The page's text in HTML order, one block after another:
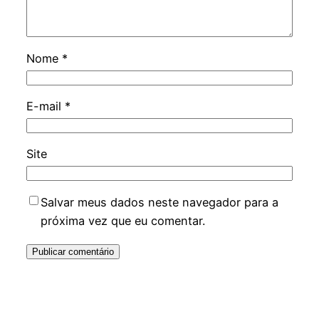
Nome *
E-mail *
Site
Salvar meus dados neste navegador para a
próxima vez que eu comentar.